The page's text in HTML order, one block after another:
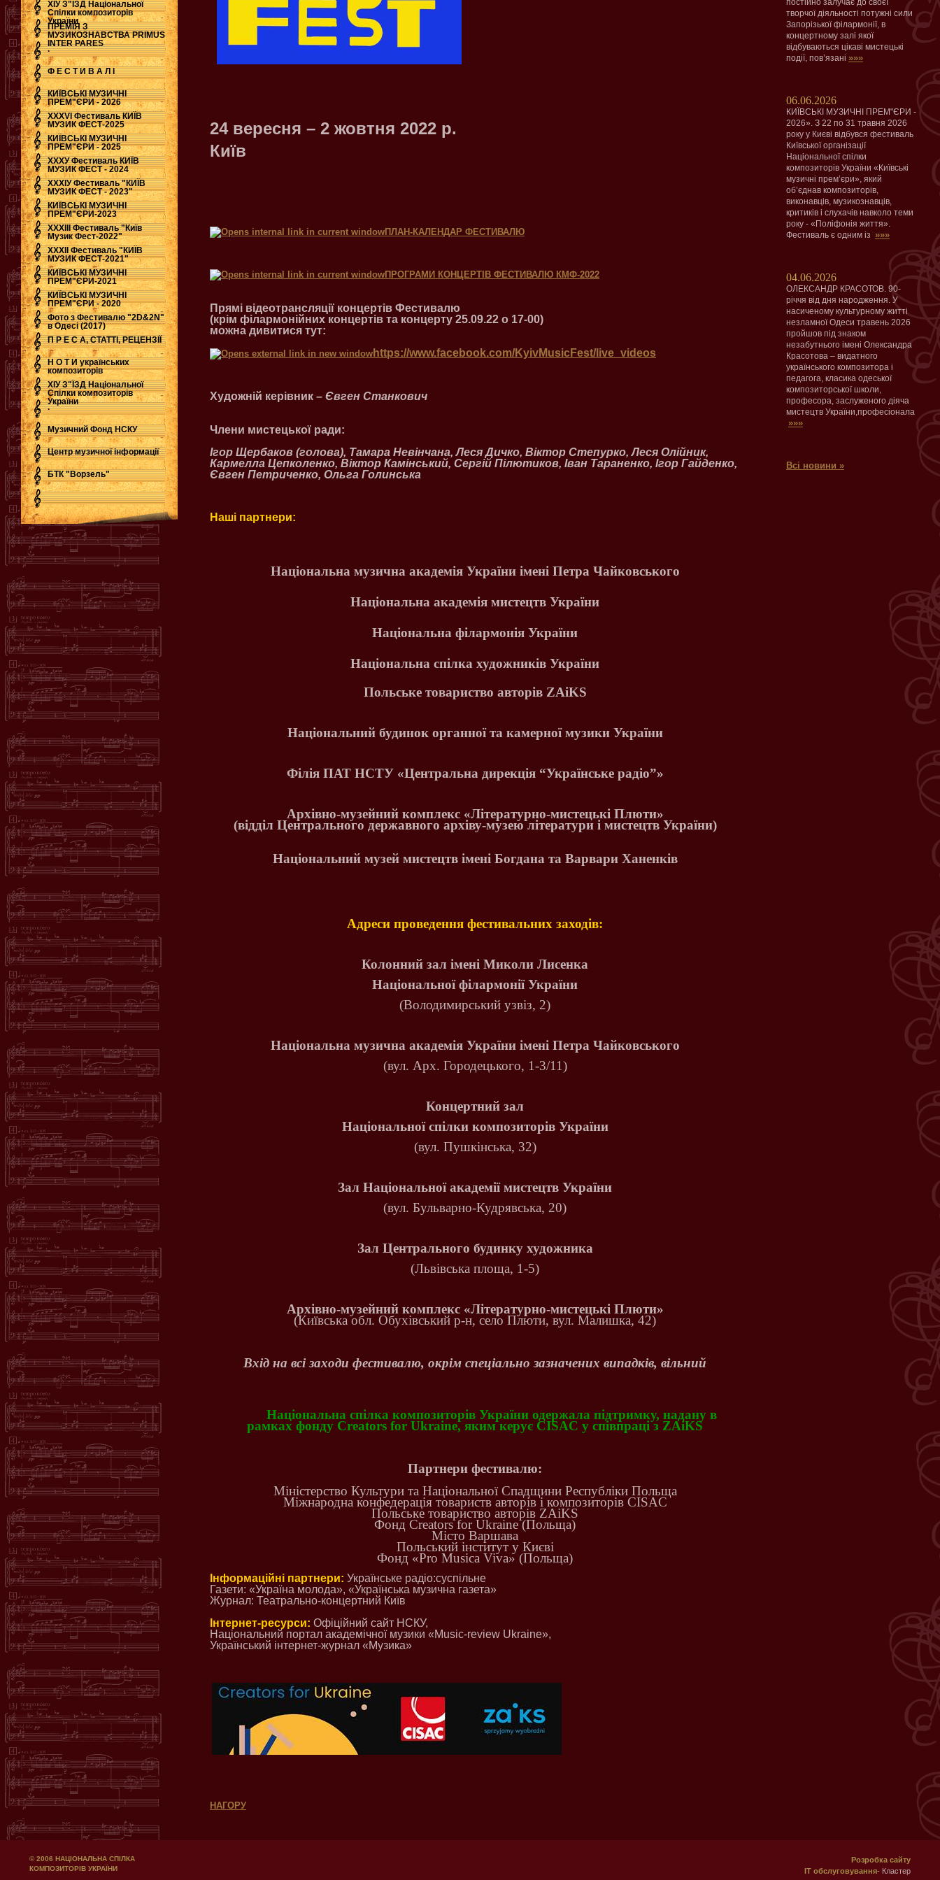
ХІУ З"ЇЗД Національної
Спілки композиторів
України
ПРЕМІЯ З
МУЗИКОЗНАВСТВА PRIMUS
INTER PARES
.
Ф Е С Т И В А Л І
КИЇВСЬКІ МУЗИЧНІ
ПРЕМ"ЄРИ - 2026
ХХХVI Фестиваль КИЇВ
МУЗИК ФЕСТ-2025
КИЇВСЬКІ МУЗИЧНІ
ПРЕМ"ЄРИ - 2025
ХХХУ Фестиваль КИЇВ
МУЗИК ФЕСТ - 2024
ХХХІУ Фестиваль "КИЇВ
МУЗИК ФЕСТ - 2023"
КИЇВСЬКІ МУЗИЧНІ
ПРЕМ"ЄРИ-2023
ХХХІІІ Фестиваль "Київ
Музик Фест-2022"
ХХХІІ Фестиваль "КИЇВ
МУЗИК ФЕСТ-2021"
КИЇВСЬКІ МУЗИЧНІ
ПРЕМ"ЄРИ-2021
КИЇВСЬКІ МУЗИЧНІ
ПРЕМ"ЄРИ - 2020
Фото з Фестивалю "2D&2N"
в Одесі (2017)
П Р Е С А, СТАТТІ, РЕЦЕНЗІЇ
Н О Т И українських
композиторів
ХІУ З"ЇЗД Національної
Спілки композиторів
України
.
Музичний Фонд НСКУ
Центр музичної інформації
БТК "Ворзель"
постійно залучає до своєї
творчої діяльності потужні сили
Запорізької філармонії, в
концертному залі якої
відбуваються цікаві мистецькі
події, пов’язані »»»
06.06.2026
КИЇВСЬКІ МУЗИЧНІ ПРЕМ"ЄРИ -
2026». З 22 по 31 травня 2026
року у Києві відбувся фестиваль
Київської організації
Національної спілки
композиторів України «Київські
музичні прем’єри», який
об’єднав композиторів,
виконавців, музикознавців,
критиків і слухачів навколо теми
року - «Поліфонія життя».
Фестиваль є одним із »»»
04.06.2026
ОЛЕКСАНДР КРАСОТОВ. 90-
річчя від дня народження. У
насиченому культурному житті
незламної Одеси травень 2026
пройшов під знаком
незабутнього імені Олександра
Красотова – видатного
українського композитора і
педагога, класика одеської
композиторської школи,
професора, заслуженого діяча
мистецтв України,професіонала
»»»
Всі новини »
24 вересня – 2 жовтня 2022 р.
Київ
ПЛАН-КАЛЕНДАР ФЕСТИВАЛЮ
ПРОГРАМИ КОНЦЕРТІВ ФЕСТИВАЛЮ КМФ-2022
Прямі відеотрансляції концертів Фестивалю
(крім філармонійних концертів та концерту 25.09.22 о 17-00)
можна дивитися тут:
https://www.facebook.com/KyivMusicFest/live_videos
Художній керівник – Євген Станкович
Члени мистецької ради:
Ігор Щербаков (голова), Тамара Невінчана, Леся Дичко, Віктор Степурко, Леся Олійник,
Кармелла Цепколенко, Віктор Камінський, Сергій Пілютиков, Іван Тараненко, Ігор Гайденко,
Євген Петриченко, Ольга Голинська
Наші партнери:
Національна музична академія України імені Петра Чайковського
Національна академія мистецтв України
Національна філармонія України
Національна спілка художників України
Польське товариство авторів ZAіKS
Національний будинок органної та камерної музики України
Філія ПАТ НСТУ «Центральна дирекція “Українське радіо”»
Архівно-музейний комплекс «Літературно-мистецькі Плюти»
(відділ Центрального державного архіву-музею літератури і мистецтв України)
Національний музей мистецтв імені Богдана та Варвари Ханенків
Адреси проведення фестивальних заходів:
Колонний зал імені Миколи Лисенка
Національної філармонії України
(Володимирський узвіз, 2)
Національна музична академія Україниімені Петра Чайковського
(вул. Арх. Городецького, 1-3/11)
Концертний зал
Національної спілки композиторів України
(вул. Пушкінська, 32)
Зал Національної академії мистецтв України
(вул. Бульварно-Кудрявська, 20)
Зал Центрального будинку художника
(Львівська площа, 1-5)
Архівно-музейний комплекс «Літературно-мистецькі Плюти»
(Київська обл. Обухівський р-н, село Плюти, вул. Малишка, 42)
Вхід на всі заходи фестивалю, окрім спеціально зазначених випадків, вільний
Національна спілка композиторів України одержала підтримку, надану в
рамках фонду Creators for Ukraine, яким керує CISAC у співпраці з ZAiKS
Партнери фестивалю:
Міністерство Культури та Національної Спадщини Республіки Польща
Міжнародна конфедерація товариств авторів і композиторів CISAC
Польське товариство авторів ZAіKS
Фонд Creators for Ukraine (Польща)
Місто Варшава
Польський інститут у Києві
Фонд «Pro Musica Viva» (Польща)
Інформаційні партнери: Українське радіо:суспільне
Газети: «Україна молода», «Українська музична газета»
Журнал: Театрально-концертний Київ
Інтернет-ресурси: Офіційний сайт НСКУ,
Національний портал академічної музики «Musіc-review Ukraine»,
Український інтернет-журнал «Музика»
НАГОРУ
Розробка сайту
ІТ обслуговування- Кластер
© 2006 НАЦІОНАЛЬНА СПІЛКА
КОМПОЗИТОРІВ УКРАЇНИ